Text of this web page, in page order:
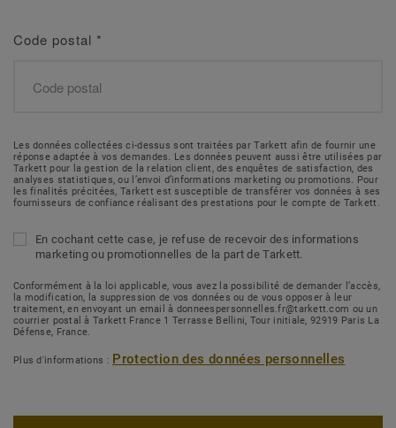
Code postal *
Les données collectées ci-dessus sont traitées par Tarkett afin de fournir une
réponse adaptée à vos demandes. Les données peuvent aussi être utilisées par
Tarkett pour la gestion de la relation client, des enquêtes de satisfaction, des
analyses statistiques, ou l’envoi d’informations marketing ou promotions. Pour
les finalités précitées, Tarkett est susceptible de transférer vos données à ses
fournisseurs de confiance réalisant des prestations pour le compte de Tarkett.
En cochant cette case, je refuse de recevoir des informations
marketing ou promotionnelles de la part de Tarkett.
Conformément à la loi applicable, vous avez la possibilité de demander l’accès,
la modification, la suppression de vos données ou de vous opposer à leur
traitement, en envoyant un email à donneespersonnelles.fr@tarkett.com ou un
courrier postal à Tarkett France 1 Terrasse Bellini, Tour initiale, 92919 Paris La
Défense, France.
Plus d'informations : Protection des données personnelles